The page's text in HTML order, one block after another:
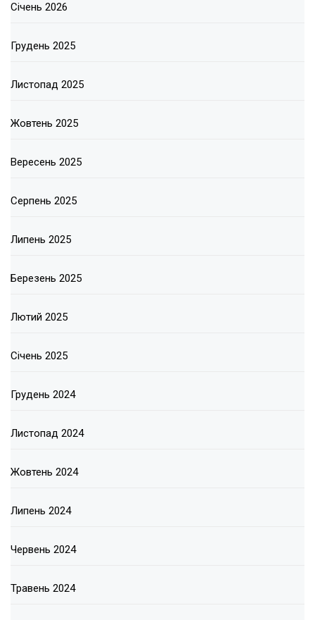
Січень 2026
Грудень 2025
Листопад 2025
Жовтень 2025
Вересень 2025
Серпень 2025
Липень 2025
Березень 2025
Лютий 2025
Січень 2025
Грудень 2024
Листопад 2024
Жовтень 2024
Липень 2024
Червень 2024
Травень 2024